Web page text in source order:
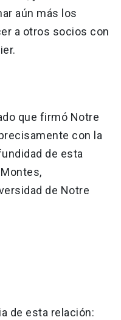
aún más los
a otros socios con
que firmó Notre
con la
de esta
de Notre
de esta relación: